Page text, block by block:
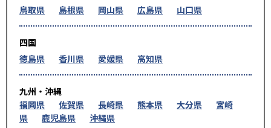
鳥取県
島根県 岡山県 広島県 山口県
四国
徳島県
香川県 愛媛県 高知県
九州・沖縄
福岡県
佐賀県 長崎県 熊本県 大分県
宮崎
県
鹿児島県 沖縄県